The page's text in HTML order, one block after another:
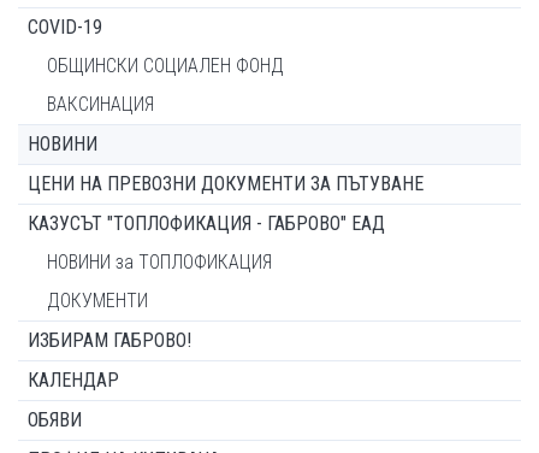
COVID-19
ОБЩИНСКИ СОЦИАЛЕН ФОНД
ВАКСИНАЦИЯ
НОВИНИ
ЦЕНИ НА ПРЕВОЗНИ ДОКУМЕНТИ ЗА ПЪТУВАНЕ
КАЗУСЪТ "ТОПЛОФИКАЦИЯ - ГАБРОВО" ЕАД
НОВИНИ за ТОПЛОФИКАЦИЯ
ДОКУМЕНТИ
ИЗБИРАМ ГАБРОВО!
КАЛЕНДАР
ОБЯВИ